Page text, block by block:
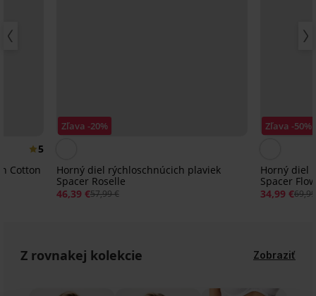
5
Cotton
Zľava -20%
Horný diel rýchloschnúcich plaviek
Spacer Roselle
46,39 €57,99 €
Zľava -50%
Horný diel
Spacer
34,99 €
Z rovnakej kolekcie Zobraziť